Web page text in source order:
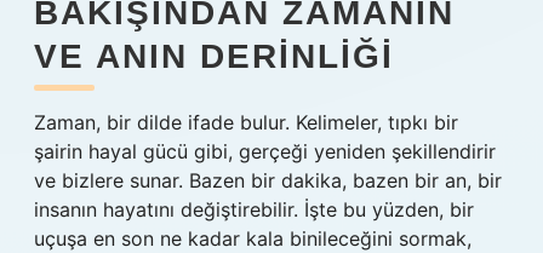
BAKIŞINDAN ZAMANIN
VE ANIN DERINLIĞI
Zaman, bir dilde ifade bulur. Kelimeler, tıpkı bir
şairin hayal gücü gibi, gerçeği yeniden şekillendirir
ve bizlere sunar. Bazen bir dakika, bazen bir an, bir
insanın hayatını değiştirebilir. İşte bu yüzden, bir
uçuşa en son ne kadar kala binileceğini sormak,